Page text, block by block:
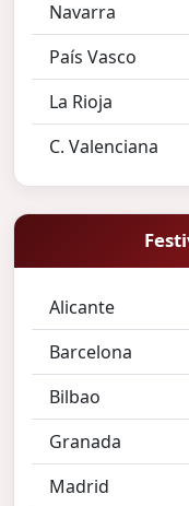
Navarra
País Vasco
La Rioja
C. Valenciana
Alicante
Barcelona
Bilbao
Granada
Madrid